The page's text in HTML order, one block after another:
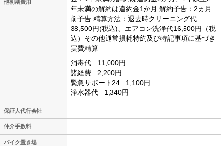
他初期費用
年未満の解約は違約金1か月 解約予告：2ヵ月
前予告 精算方法：退去時クリーニング代
38,500円(税込)、エアコン洗浄代16,500円（税
込）その他通常損耗特約及び特記事項に基づき
実費精算
消毒代
11,000円
諸経費
2,200円
緊急サポート24
1,100円
浄水器代
1,340円
保証人代行会社
仲介手数料
バイク置き場